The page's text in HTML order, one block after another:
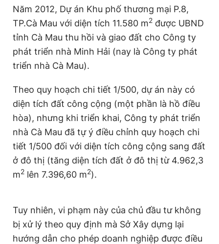
Năm 2012, Dự án Khu phố thương mại P.8,
TP.Cà Mau với diện tích 11.580 m2 được UBND
tỉnh Cà Mau thu hồi và giao đất cho Công ty
phát triển nhà Minh Hải (nay là Công ty phát
triển nhà Cà Mau).
Theo quy hoạch chi tiết 1/500, dự án này có
diện tích đất công cộng (một phần là hồ điều
hòa), nhưng khi triển khai, Công ty phát triển
nhà Cà Mau đã tự ý điều chỉnh quy hoạch chi
tiết 1/500 đối với diện tích công cộng sang đất
ở đô thị (tăng diện tích đất ở đô thị từ 4.962,3
m2 lên 7.396,60 m2).
Tuy nhiên, vi phạm này của chủ đầu tư không
bị xử lý theo quy định mà Sở Xây dựng lại
hướng dẫn cho phép doanh nghiệp được điều